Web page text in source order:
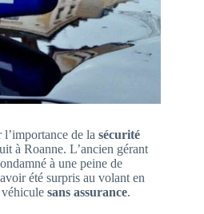
de la sécurité
à Roanne. L’ancien gérant
à une peine de
été surpris au volant en
sans assurance.